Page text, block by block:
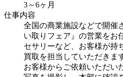
3～6ヶ月
仕事内容
全国の商業施設などで開催
い取りフェア』の営業をお
セサリーなど、お客様が持
買取を担当していただきま
お客様からご依頼いただい